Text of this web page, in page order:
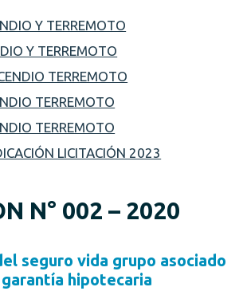
Y TERREMOTO
Y TERREMOTO
TERREMOTO
TERREMOTO
TERREMOTO
LICITACIÓN 2023
N° 002 – 2020
seguro vida grupo asociado
hipotecaria